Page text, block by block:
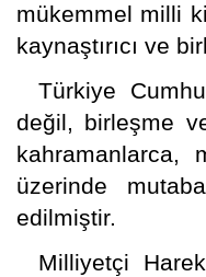
mükemmel milli
kaynaştırıcı ve
Türkiye
değil, birleşme
üzerinde
edilmiştir.
Milliyetçi